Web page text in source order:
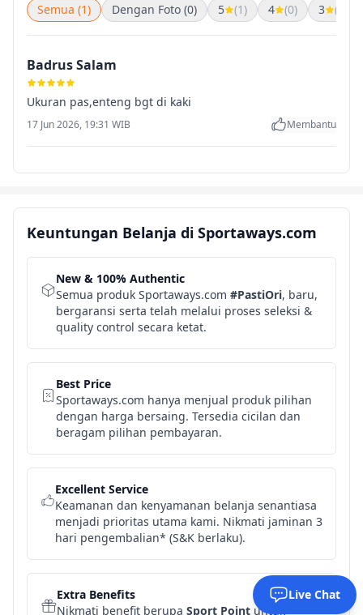
Semua (1) Dengan Foto (0) 5 (1) 4 (0) 3 (0)
Badrus Salam
Ukuran pas,enteng bgt di kaki
17 Jun 2026, 19:31 WIB Membantu
Keuntungan Belanja di Sportaways.com
New & 100% Authentic
Semua produk Sportaways.com #PastiOri, baru,
bergaransi serta telah melalui proses seleksi &
quality control secara ketat.
Best Price
Sportaways.com hanya menjual produk pilihan
dengan harga bersaing. Tersedia cicilan dan
beragam pilihan pembayaran.
Excellent Service
Keamanan dan kenyamanan belanja senantiasa
menjadi prioritas utama kami. Nikmati jaminan 3
hari pengembalian* (S&K berlaku).
Extra Benefits
Nikmati benefit berupa Sport Pointuntuk
Live Chat